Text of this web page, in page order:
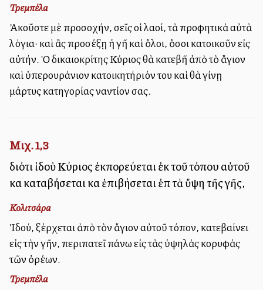
Τρεμπέλα
Ἀκοῦστε μὲ προσοχήν, σεῖς οἱ λαοί, τὰ προφητικὰ αὐτὰ
λόγια· καὶ ἂς προσέξῃ ἡ γῆ καὶ ὅλοι, ὅσοι κατοικοῦν εἰς
αὐτήν. Ὁ δικαιοκρίτης Κύριος θὰ κατεβῆ ἀπὸ τὸ ἅγιον
καὶ ὑπερουράνιον κατοικητήριόν του καὶ θὰ γίνῃ
μάρτυς κατηγορίας ἐναντίον σας.
Μιχ. 1,3
διότι ἰδοὺ Κύριος ἐκπορεύεται ἐκ τοῦ τόπου αὐτοῦ
καὶ καταβήσεται καὶ ἐπιβήσεται ἐπὶ τὰ ὕψη τῆς γῆς,
Κολιτσάρα
Ἰδού, ἐξέρχεται ἀπὸ τὸν ἅγιον αὐτοῦ τόπον, κατεβαίνει
εἰς τὴν γῆν, περιπατεῖ ἐπάνω εἰς τὰς ὑψηλὰς κορυφὰς
τῶν ὀρέων.
Τρεμπέλα